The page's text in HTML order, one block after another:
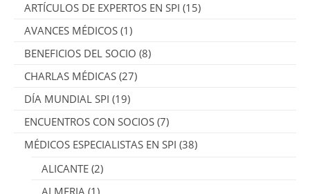
ARTÍCULOS DE EXPERTOS EN SPI (15)
AVANCES MÉDICOS (1)
BENEFICIOS DEL SOCIO (8)
CHARLAS MÉDICAS (27)
DÍA MUNDIAL SPI (19)
ENCUENTROS CON SOCIOS (7)
MÉDICOS ESPECIALISTAS EN SPI (38)
ALICANTE (2)